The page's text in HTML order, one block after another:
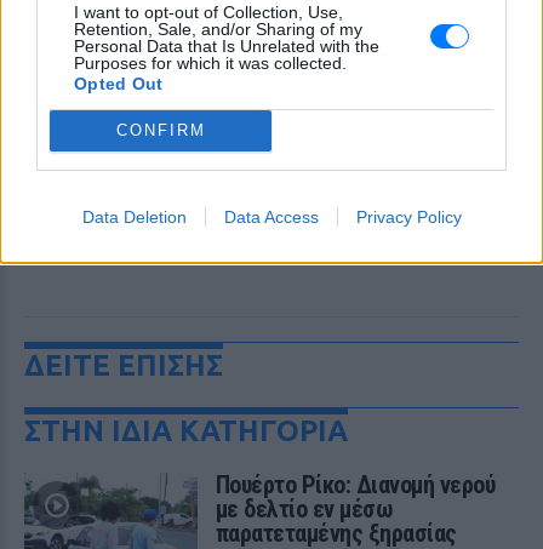
I want to opt-out of Collection, Use,
Retention, Sale, and/or Sharing of my
Personal Data that Is Unrelated with the
Purposes for which it was collected.
Opted Out
CONFIRM
Data Deletion Data Access Privacy Policy
ΔΕΙΤΕ ΕΠΙΣΗΣ
ΣΤΗΝ ΙΔΙΑ ΚΑΤΗΓΟΡΙΑ
Πουέρτο Ρίκο: Διανομή νερού
με δελτίο εν μέσω
παρατεταμένης ξηρασίας